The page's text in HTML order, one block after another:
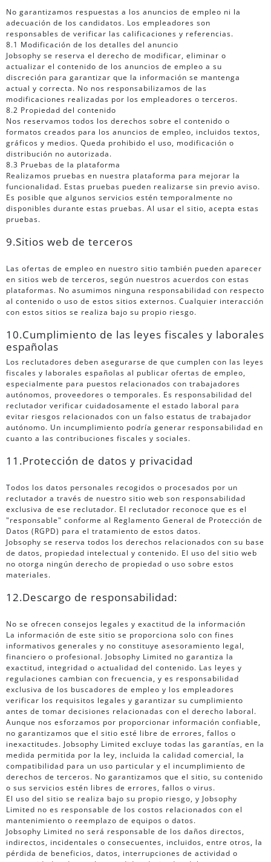
No garantizamos respuestas a los anuncios de empleo ni la
adecuación de los candidatos. Los empleadores son
responsables de verificar las calificaciones y referencias.
8.1 Modificación de los detalles del anuncio
Jobsophy se reserva el derecho de modificar, eliminar o
actualizar el contenido de los anuncios de empleo a su
discreción para garantizar que la información se mantenga
actual y correcta. No nos responsabilizamos de las
modificaciones realizadas por los empleadores o terceros.
8.2 Propiedad del contenido
Nos reservamos todos los derechos sobre el contenido o
formatos creados para los anuncios de empleo, incluidos textos,
gráficos y medios. Queda prohibido el uso, modificación o
distribución no autorizada.
8.3 Pruebas de la plataforma
Realizamos pruebas en nuestra plataforma para mejorar la
funcionalidad. Estas pruebas pueden realizarse sin previo aviso.
Es posible que algunos servicios estén temporalmente no
disponibles durante estas pruebas. Al usar el sitio, acepta estas
pruebas.
9.Sitios web de terceros
Las ofertas de empleo en nuestro sitio también pueden aparecer
en sitios web de terceros, según nuestros acuerdos con estas
plataformas. No asumimos ninguna responsabilidad con respecto
al contenido o uso de estos sitios externos. Cualquier interacción
con estos sitios se realiza bajo su propio riesgo.
10.Cumplimiento de las leyes fiscales y laborales
españolas
Los reclutadores deben asegurarse de que cumplen con las leyes
fiscales y laborales españolas al publicar ofertas de empleo,
especialmente para puestos relacionados con trabajadores
autónomos, proveedores o temporales. Es responsabilidad del
reclutador verificar cuidadosamente el estado laboral para
evitar riesgos relacionados con un falso estatus de trabajador
autónomo. Un incumplimiento podría generar responsabilidad en
cuanto a las contribuciones fiscales y sociales.
11.Protección de datos y privacidad
Todos los datos personales recogidos o procesados por un
reclutador a través de nuestro sitio web son responsabilidad
exclusiva de ese reclutador. El reclutador reconoce que es el
"responsable" conforme al Reglamento General de Protección de
Datos (RGPD) para el tratamiento de estos datos.
Jobsophy se reserva todos los derechos relacionados con su base
de datos, propiedad intelectual y contenido. El uso del sitio web
no otorga ningún derecho de propiedad o uso sobre estos
materiales.
12.Descargo de responsabilidad:
No se ofrecen consejos legales y exactitud de la información
La información de este sitio se proporciona solo con fines
informativos generales y no constituye asesoramiento legal,
financiero o profesional. Jobsophy Limited no garantiza la
exactitud, integridad o actualidad del contenido. Las leyes y
regulaciones cambian con frecuencia, y es responsabilidad
exclusiva de los buscadores de empleo y los empleadores
verificar los requisitos legales y garantizar su cumplimiento
antes de tomar decisiones relacionadas con el derecho laboral.
Aunque nos esforzamos por proporcionar información confiable,
no garantizamos que el sitio esté libre de errores, fallos o
inexactitudes. Jobsophy Limited excluye todas las garantías, en la
medida permitida por la ley, incluida la calidad comercial, la
compatibilidad para un uso particular y el incumplimiento de
derechos de terceros. No garantizamos que el sitio, su contenido
o sus servicios estén libres de errores, fallos o virus.
El uso del sitio se realiza bajo su propio riesgo, y Jobsophy
Limited no es responsable de los costos relacionados con el
mantenimiento o reemplazo de equipos o datos.
Jobsophy Limited no será responsable de los daños directos,
indirectos, incidentales o consecuentes, incluidos, entre otros, la
pérdida de beneficios, datos, interrupciones de actividad o